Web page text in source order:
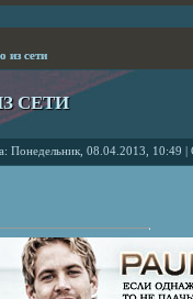
из сети
СЕТИ
Понедельник, 08.04.2013, 10:49